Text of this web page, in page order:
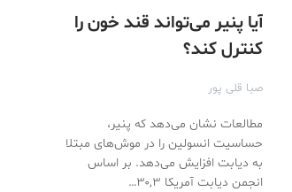
آیا پنیر می‌تواند قند خون را
کنترل کند؟
صبا قلی پور
مطالعات نشان می‌دهد که پنیر،
حساسیت انسولین را در موش‌های مبتلا
به دیابت افزایش می‌دهد. بر اساس
انجمن دیابت آمریکا ۳۰,۳…